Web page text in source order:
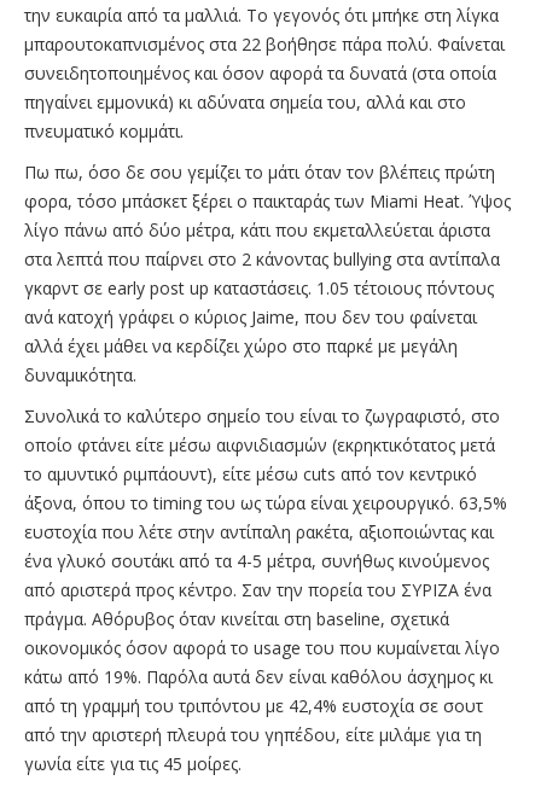
την ευκαιρία από τα μαλλιά. Το γεγονός ότι μπήκε στη λίγκα
μπαρουτοκαπνισμένος στα 22 βοήθησε πάρα πολύ. Φαίνεται
συνειδητοποιημένος και όσον αφορά τα δυνατά (στα οποία
πηγαίνει εμμονικά) κι αδύνατα σημεία του, αλλά και στο
πνευματικό κομμάτι.
Πω πω, όσο δε σου γεμίζει το μάτι όταν τον βλέπεις πρώτη
φορα, τόσο μπάσκετ ξέρει ο παικταράς των Miami Heat. Ύψος
λίγο πάνω από δύο μέτρα, κάτι που εκμεταλλεύεται άριστα
στα λεπτά που παίρνει στο 2 κάνοντας bullying στα αντίπαλα
γκαρντ σε early post up καταστάσεις. 1.05 τέτοιους πόντους
ανά κατοχή γράφει ο κύριος Jaime, που δεν του φαίνεται
αλλά έχει μάθει να κερδίζει χώρο στο παρκέ με μεγάλη
δυναμικότητα.
Συνολικά το καλύτερο σημείο του είναι το ζωγραφιστό, στο
οποίο φτάνει είτε μέσω αιφνιδιασμών (εκρηκτικότατος μετά
το αμυντικό ριμπάουντ), είτε μέσω cuts από τον κεντρικό
άξονα, όπου το timing του ως τώρα είναι χειρουργικό. 63,5%
ευστοχία που λέτε στην αντίπαλη ρακέτα, αξιοποιώντας και
ένα γλυκό σουτάκι από τα 4-5 μέτρα, συνήθως κινούμενος
από αριστερά προς κέντρο. Σαν την πορεία του ΣΥΡΙΖΑ ένα
πράγμα. Αθόρυβος όταν κινείται στη baseline, σχετικά
οικονομικός όσον αφορά το usage του που κυμαίνεται λίγο
κάτω από 19%. Παρόλα αυτά δεν είναι καθόλου άσχημος κι
από τη γραμμή του τριπόντου με 42,4% ευστοχία σε σουτ
από την αριστερή πλευρά του γηπέδου, είτε μιλάμε για τη
γωνία είτε για τις 45 μοίρες.